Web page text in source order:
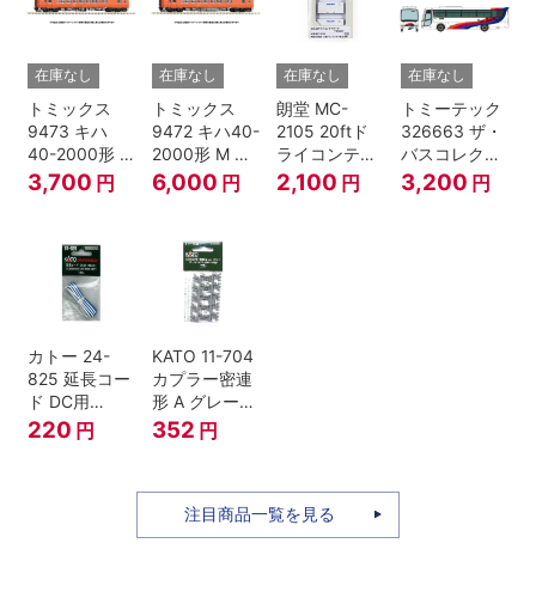
在庫なし
トミックス
9473 キハ
40-2000形 T
Nゲージ
3,700 円
在庫なし
トミックス
9472 キハ40-
2000形 M N
ゲージ
6,000 円
在庫なし
朗堂 MC-
2105 20ftド
ライコンテナ
タイプ
TRANCY
2,100 円
在庫なし
トミーテック
326663 ザ・
バスコレクシ
ョン 西日本鉄
道・九州産交
3,200 円
カトー 24-
825 延長コー
ド DC用
(90cm）
220 円
KATO 11-704
カプラー密連
形 A グレー
(20個入) (ア
ーノルドカプ
352 円
注目商品一覧を見る